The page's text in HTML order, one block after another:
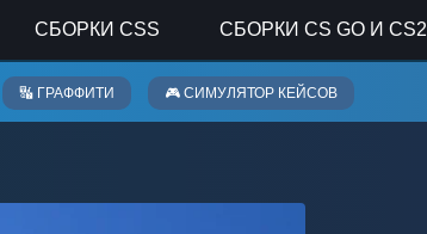
СБОРКИ CSS СБОРКИ CS GO И CS2
🔣 ГРАФФИТИ 🎮 СИМУЛЯТОР КЕЙСОВ